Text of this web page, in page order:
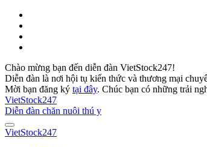
Chào mừng bạn đến diễn đàn VietStock247!
Diễn đàn là nơi hội tụ kiến thức và thương mại
Mời bạn đăng ký tại đây. Chúc bạn có những trải
VietStock247
Diễn đàn chăn nuôi thú y
VietStock247